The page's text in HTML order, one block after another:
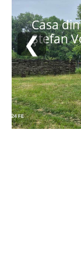
Casa
Ștefan
❮